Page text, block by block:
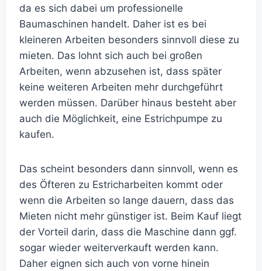
da es sich dabei um professionelle
Baumaschinen handelt. Daher ist es bei
kleineren Arbeiten besonders sinnvoll diese zu
mieten. Das lohnt sich auch bei großen
Arbeiten, wenn abzusehen ist, dass später
keine weiteren Arbeiten mehr durchgeführt
werden müssen. Darüber hinaus besteht aber
auch die Möglichkeit, eine Estrichpumpe zu
kaufen.
Das scheint besonders dann sinnvoll, wenn es
des Öfteren zu Estricharbeiten kommt oder
wenn die Arbeiten so lange dauern, dass das
Mieten nicht mehr günstiger ist. Beim Kauf liegt
der Vorteil darin, dass die Maschine dann ggf.
sogar wieder weiterverkauft werden kann.
Daher eignen sich auch von vorne hinein